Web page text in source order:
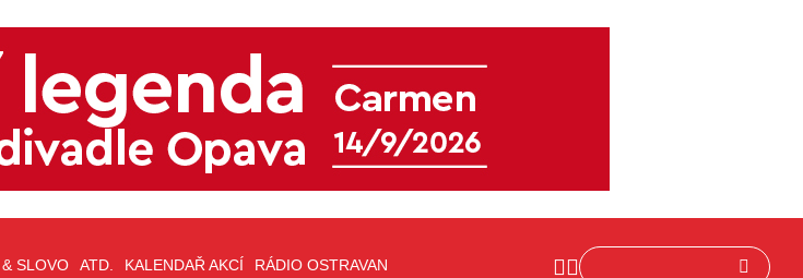
SLOVO ATD. KALENDAŘ AKCÍ RÁDIO OSTRAVAN